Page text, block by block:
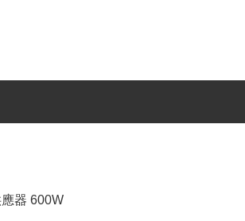
器 600W